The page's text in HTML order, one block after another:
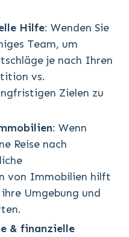
Hilfe: Wenden Sie
Team, um
je nach Ihren
vs.
Zielen zu
: Wenn
Reise nach
von Immobilien hilft
Umgebung und
& finanzielle